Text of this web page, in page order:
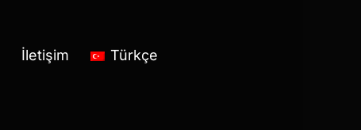
İletişim Türkçe